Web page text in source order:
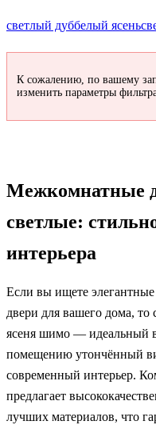
светлый дуббелый ясень
К сожалению, по вашему
изменить параметры
Межкомнатные
светлые:
интерьера
Если вы ищете
двери для вашего дома,
ясеня шимо — идеальный
помещению утончённый
современный интерьер.
предлагает
лучших материалов, что